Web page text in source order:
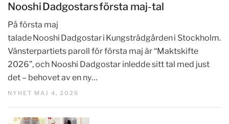
Nooshi Dadgostars första maj-tal
På första maj
talade Nooshi Dadgostar i Kungsträdgården i Stockholm.
Vänsterpartiets paroll för första maj är “Maktskifte
2026”, och Nooshi Dadgostar inledde sitt tal med just
det – behovet av en ny…
NYHET MAJ 4, 2026